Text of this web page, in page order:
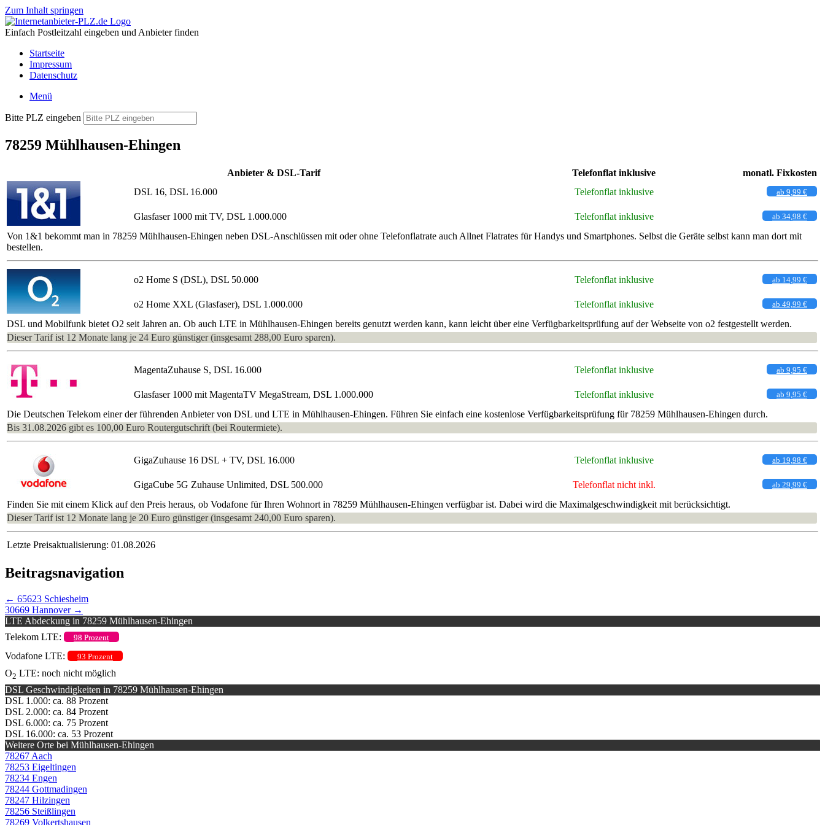
Zum Inhalt springen
Einfach Postleitzahl eingeben und Anbieter finden
Startseite
Impressum
Datenschutz
Menü
Bitte PLZ eingeben
78259 Mühlhausen-Ehingen
Anbieter & DSL-Tarif Telefonflat inklusive
monatl. Fixkosten
DSL 16, DSL 16.000
Telefonflat inklusive ab 9,99 €
Glasfaser 1000 mit TV, DSL 1.000.000 Telefonflat inklusive ab 34,98 €
Von 1&1 bekommt man in 78259 Mühlhausen-Ehingen neben DSL-Anschlüssen mit oder ohne Telefonflatrate auch Allnet Flatrates für Handys und Smartphones. Selbst die Geräte selbst kann man dort mit
bestellen.
o2 Home S (DSL), DSL 50.000 Telefonflat inklusive ab 14,99 €
o2 Home XXL (Glasfaser), DSL 1.000.000 Telefonflat inklusive ab 49,99 €
DSL und Mobilfunk bietet O2 seit Jahren an. Ob auch LTE in Mühlhausen-Ehingen bereits genutzt werden kann, kann leicht über eine Verfügbarkeitsprüfung auf der Webseite von o2 festgestellt werden.
Dieser Tarif ist 12 Monate lang je 24 Euro günstiger (insgesamt 288,00 Euro sparen).
MagentaZuhause S, DSL 16.000 Telefonflat inklusive ab 9,95 €
Glasfaser 1000 mit MagentaTV MegaStream, DSL 1.000.000 Telefonflat inklusive ab 9,95 €
Die Deutschen Telekom einer der führenden Anbieter von DSL und LTE in Mühlhausen-Ehingen. Führen Sie einfach eine kostenlose Verfügbarkeitsprüfung für 78259 Mühlhausen-Ehingen durch.
Bis 31.08.2026 gibt es 100,00 Euro Routergutschrift (bei Routermiete).
GigaZuhause 16 DSL + TV, DSL 16.000 Telefonflat inklusive ab 19,98 €
GigaCube 5G Zuhause Unlimited, DSL 500.000 Telefonflat nicht inkl. ab 29,99 €
Finden Sie mit einem Klick auf den Preis heraus, ob Vodafone für Ihren Wohnort in 78259 Mühlhausen-Ehingen verfügbar ist. Dabei wird die Maximalgeschwindigkeit mit berücksichtigt.
Dieser Tarif ist 12 Monate lang je 20 Euro günstiger (insgesamt 240,00 Euro sparen).
Letzte Preisaktualisierung: 01.08.2026
Beitragsnavigation
← 65623 Schiesheim
30669 Hannover →
LTE Abdeckung in 78259 Mühlhausen-Ehingen
Telekom LTE:
98 Prozent
Vodafone LTE: 93 Prozent
O2 LTE: noch nicht möglich
DSL Geschwindigkeiten in 78259 Mühlhausen-Ehingen
DSL 1.000: ca. 88 Prozent
DSL 2.000: ca. 84 Prozent
DSL 6.000: ca. 75 Prozent
DSL 16.000: ca. 53 Prozent
Weitere Orte bei Mühlhausen-Ehingen
78267 Aach
78253 Eigeltingen
78234 Engen
78244 Gottmadingen
78247 Hilzingen
78256 Steißlingen
78269 Volkertshausen